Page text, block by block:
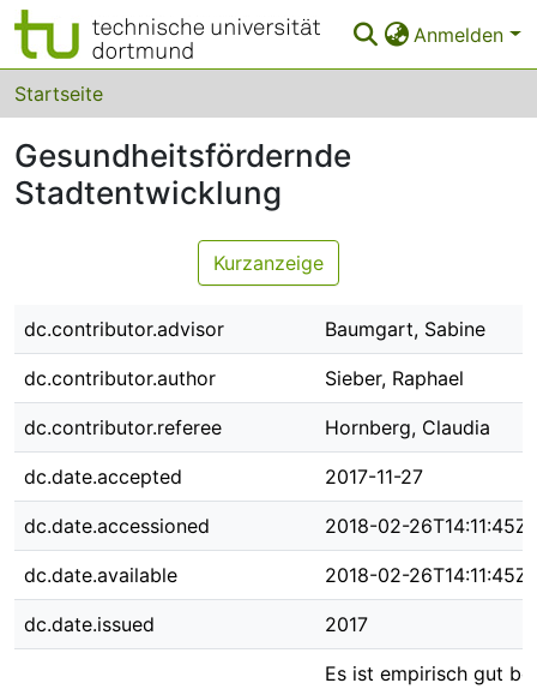
Anmelden
Bereiche & Sammlungen
Das gesamte Repositorium
Statistiken
Zurück zur Startseite
Startseite
Gesundheitsfördernde
Stadtentwicklung
Kurzanzeige
dc.contributor.advisor Baumgart, Sabine
dc.contributor.author Sieber, Raphael
dc.contributor.referee Hornberg, Claudia
dc.date.accepted 2017-11-27
dc.date.accessioned 2018-02-26T14:11:45Z
dc.date.available 2018-02-26T14:11:45Z
dc.date.issued 2017
Es ist empirisch gut